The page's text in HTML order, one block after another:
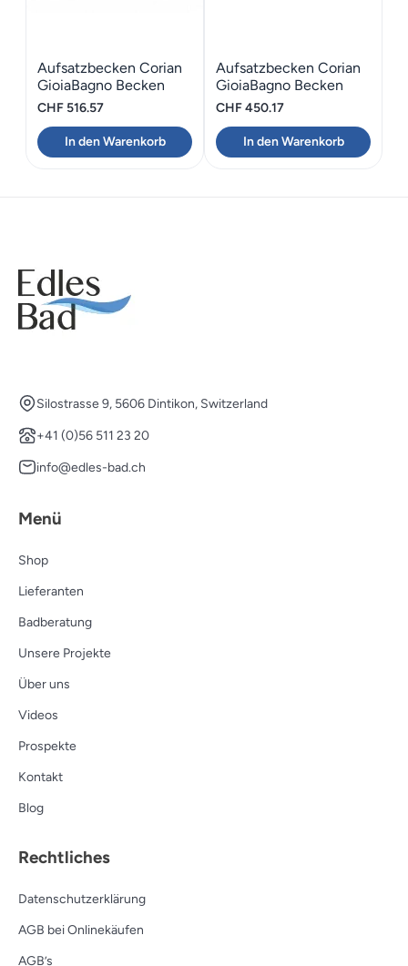
Aufsatzbecken Corian
GioiaBagno Becken
Lilly-57
CHF 516.57
In den Warenkorb
Aufsatzbecken Corian
GioiaBagno Becken
Ruby-54
CHF450.17
In den Warenkorb
Silostrasse 9, 5606 Dintikon, Switzerland
+41 (0)56 511 23 20
info@edles-bad.ch
Menü
Shop
Lieferanten
Badberatung
Unsere Projekte
Über uns
Videos
Prospekte
Kontakt
Blog
Rechtliches
Datenschutzerklärung
AGB bei Onlinekäufen
AGB’s